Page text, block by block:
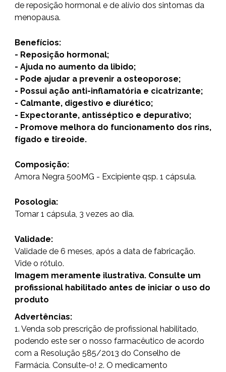
de reposição hormonal e de alívio dos sintomas da
menopausa.
Benefícios:
- Reposição hormonal;
- Ajuda no aumento da libido;
- Pode ajudar a prevenir a osteoporose;
- Possui ação anti-inflamatória e cicatrizante;
- Calmante, digestivo e diurético;
- Expectorante, antisséptico e depurativo;
- Promove melhora do funcionamento dos rins,
fígado e tireoide.
Composição:
Amora Negra 500MG - Excipiente qsp. 1 cápsula.
Posologia:
Tomar 1 cápsula, 3 vezes ao dia.
Validade:
Validade de 6 meses, após a data de fabricação.
Vide o rótulo.
Imagem meramente ilustrativa. Consulte um
profissional habilitado antes de iniciar o uso do
produto
Advertências:
1. Venda sob prescrição de profissional habilitado,
podendo este ser o nosso farmacêutico de acordo
com a Resolução 585/2013 do Conselho de
Farmácia. Consulte-o! 2. O medicamento